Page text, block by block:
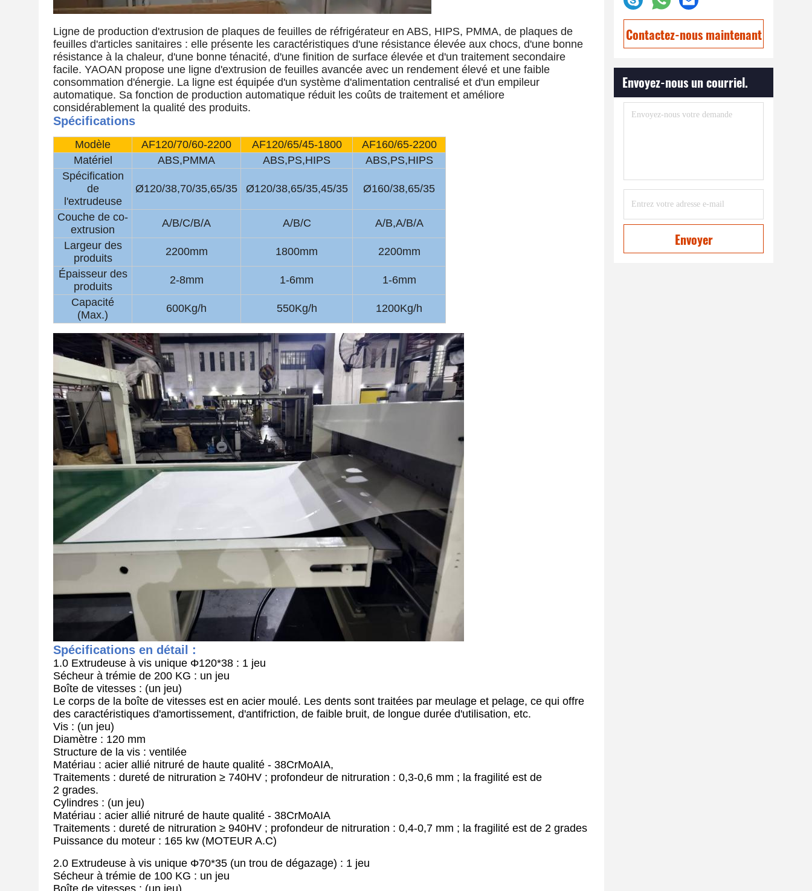
Ligne de production d'extrusion de plaques de feuilles de réfrigérateur en ABS, HIPS, PMMA, de plaques de
feuilles d'articles sanitaires : elle présente les caractéristiques d'une résistance élevée aux chocs, d'une bonne
résistance à la chaleur, d'une bonne ténacité, d'une finition de surface élevée et d'un traitement secondaire
facile. YAOAN propose une ligne d'extrusion de feuilles avancée avec un rendement élevé et une faible
consommation d'énergie. La ligne est équipée d'un système d'alimentation centralisé et d'un empileur
automatique. Sa fonction de production automatique réduit les coûts de traitement et améliore
considérablement la qualité des produits.
Spécifications
Modèle AF120/70/60-2200 AF120/65/45-1800
AF160/65-2200
Matériel
ABS,PMMA ABS,PS,HIPS
ABS,PS,HIPS
Spécification
de
l'extrudeuse
Ø120/38,70/35,65/35 Ø120/38,65/35,45/35 Ø160/38,65/35
Couche de co-
extrusion
A/B/C/B/A A/B/C
A/B,A/B/A
Largeur des
produits
2200mm 1800mm
2200mm
Épaisseur des
produits
2-8mm 1-6mm
1-6mm
Capacité
(Max.)
600Kg/h 550Kg/h 1200Kg/h
Spécifications en détail :
1.0 Extrudeuse à vis unique Φ120*38 : 1 jeu
Sécheur à trémie de 200 KG : un jeu
Boîte de vitesses : (un jeu)
Le corps de la boîte de vitesses est en acier moulé. Les dents sont traitées par meulage et pelage, ce qui offre
des caractéristiques d'amortissement, d'antifriction, de faible bruit, de longue durée d'utilisation, etc.
Vis : (un jeu)
Diamètre : 120 mm
Structure de la vis : ventilée
Matériau : acier allié nitruré de haute qualité - 38CrMoAIA,
Traitements : dureté de nitruration ≥ 740HV ; profondeur de nitruration : 0,3-0,6 mm ; la fragilité est de
2 grades.
Cylindres : (un jeu)
Matériau : acier allié nitruré de haute qualité - 38CrMoAIA
Traitements : dureté de nitruration ≥ 940HV ; profondeur de nitruration : 0,4-0,7 mm ; la fragilité est de 2 grades
Puissance du moteur : 165 kw (MOTEUR A.C)
2.0 Extrudeuse à vis unique Φ70*35 (un trou de dégazage) : 1 jeu
Sécheur à trémie de 100 KG : un jeu
Boîte de vitesses : (un jeu)
Contactez-nous maintenant
Envoyez-nous un courriel.
Envoyer